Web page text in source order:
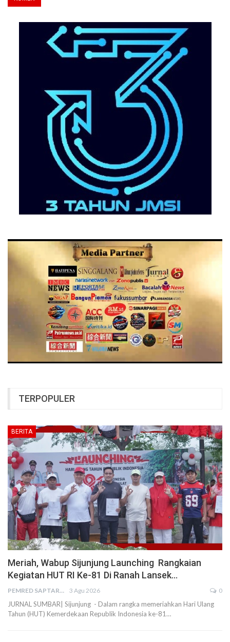
TERPOPULER
BERITA
Meriah, Wabup Sijunjung Launching Rangkaian
Kegiatan HUT RI Ke-81 Di Ranah Lansek…
PEMRED SAPTARIUS 3 Agu 2026 0
JURNAL SUMBAR| Sijunjung - Dalam rangka memeriahkan Hari Ulang
Tahun (HUT) Kemerdekaan Republik Indonesia ke-81…